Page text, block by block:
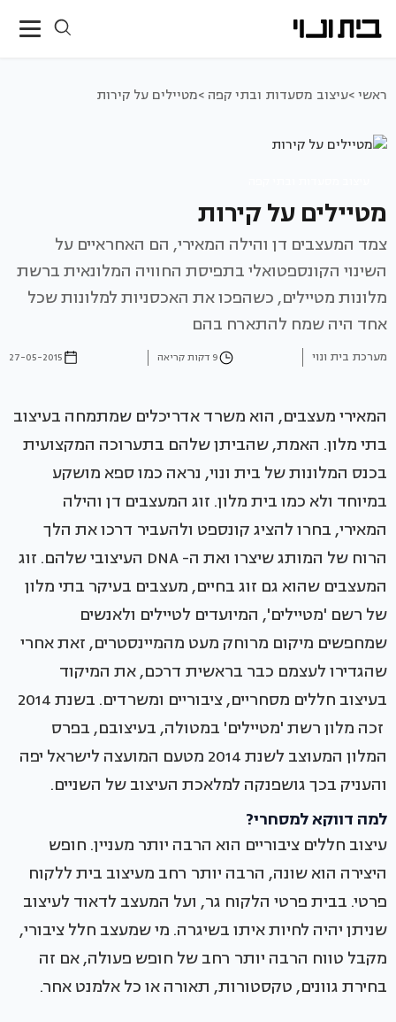
ראשי >עיצוב מסעדות ובתי קפה >מטיילים על קירות
מטיילים על קירות
צמד המעצבים דן והילה המאירי, הם האחראיים על
השינוי הקונספטואלי בתפיסת החוויה המלונאית ברשת
מלונות מטיילים, כשהפכו את האכסניות למלונות שכל
אחד היה שמח להתארח בהם
מערכת בית ונוי 9 דקות קריאה 27-05-2015
המאירי מעצבים, הוא משרד אדריכלים שמתמחה בעיצוב
בתי מלון. האמת, שהביתן שלהם בתערוכה המקצועית
בכנס המלונות של בית ונוי, נראה כמו ספא מושקע
במיוחד ולא כמו בית מלון. זוג המעצבים דן והילה
המאירי, בחרו להציג קונספט ולהעביר דרכו את הלך
הרוח של המותג שיצרו ואת ה- DNA העיצובי שלהם. זוג
המעצבים שהוא גם זוג בחיים, מעצבים בעיקר בתי מלון
של רשם 'מטיילים', המיועדים לטיילים ולאנשים
שמחפשים מיקום מרוחק מעט מהמיינסטרים, זאת אחרי
שהגדירו לעצמם כבר בראשית דרכם, את המיקוד
בעיצוב חללים מסחריים, ציבוריים ומשרדים. בשנת 2014
זכה מלון רשת 'מטיילים' במטולה, בעיצובם, בפרס
המלון המעוצב לשנת 2014 מטעם המועצה לישראל יפה
והעניק בכך גושפנקה למלאכת העיצוב של השניים.
למה דווקא למסחרי?
עיצוב חללים ציבוריים הוא הרבה יותר מעניין. חופש
היצירה הוא שונה, הרבה יותר רחב מעיצוב בית ללקוח
פרטי. בבית פרטי הלקוח גר, ועל המעצב לדאוד לעיצוב
שניתן יהיה לחיות איתו בשיגרה. מי שמעצב חלל ציבורי,
מקבל טווח הרבה יותר רחב של חופש פעולה, אם זה
בחירת גוונים, טקסטורות, תאורה או כל אלמנט אחר.